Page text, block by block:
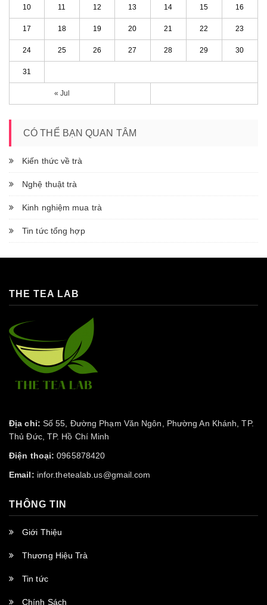
« Jul
10 11 12 13 14 15 16
17 18 19 20 21 22 23
24 25 26 27 28 29 30
31
CÓ THỂ BẠN QUAN TÂM
Kiến thức về trà
Nghệ thuật trà
Kinh nghiệm mua trà
Tin tức tổng hợp
THE TEA LAB
Địa chỉ: Số 55, Đường Phạm Văn Ngôn, Phường An Khánh, TP.
Thủ Đức, TP. Hồ Chí Minh
Điện thoại: 0965878420
Email: infor.thetealab.us@gmail.com
THÔNG TIN
Giới Thiệu
Thương Hiệu Trà
Tin tức
Chính Sách